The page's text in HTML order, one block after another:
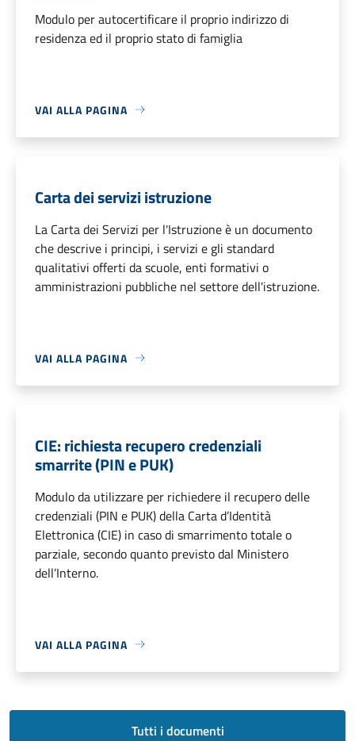
Modulo per autocertificare il proprio indirizzo di
residenza ed il proprio stato di famiglia
VAI ALLA PAGINA
Carta dei servizi istruzione
La Carta dei Servizi per l'Istruzione è un documento
che descrive i principi, i servizi e gli standard
qualitativi offerti da scuole, enti formativi o
amministrazioni pubbliche nel settore dell'istruzione.
VAI ALLA PAGINA
CIE: richiesta recupero credenziali
smarrite (PIN e PUK)
Modulo da utilizzare per richiedere il recupero delle
credenziali (PIN e PUK) della Carta d’Identità
Elettronica (CIE) in caso di smarrimento totale o
parziale, secondo quanto previsto dal Ministero
dell’Interno.
VAI ALLA PAGINA
Tutti i documenti